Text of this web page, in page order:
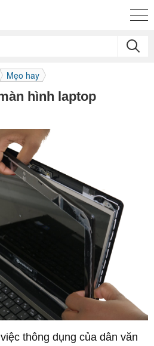
Mẹo hay
hình laptop
thông dụng của dân văn